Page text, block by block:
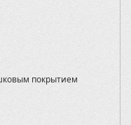
покрытием